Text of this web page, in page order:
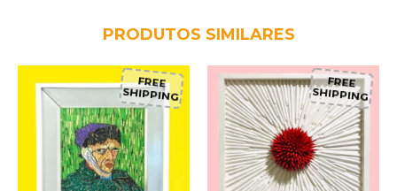
PRODUTOS SIMILARES
FREE
SHIPPING
FREE
SHIPPING